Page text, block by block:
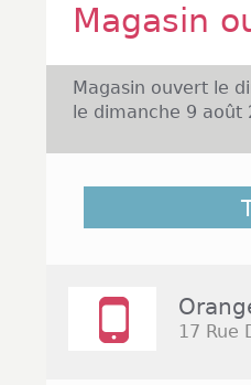
Magasin
Magasin ouvert le
le dimanche 9 août
Les Herbiers est
région Pays de la
du lundi au
une pause entre
autres grandes
17 Rue